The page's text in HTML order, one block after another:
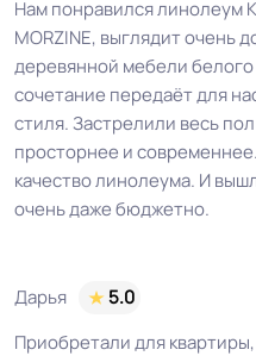
Нам понравился линолеум
MORZINE, выглядит очень
деревянной мебели
сочетание передаёт для
стиля. Застрелили весь
просторнее и
качество линолеума. И
очень даже бюджетно.
Дарья
5.0
Приобретали для